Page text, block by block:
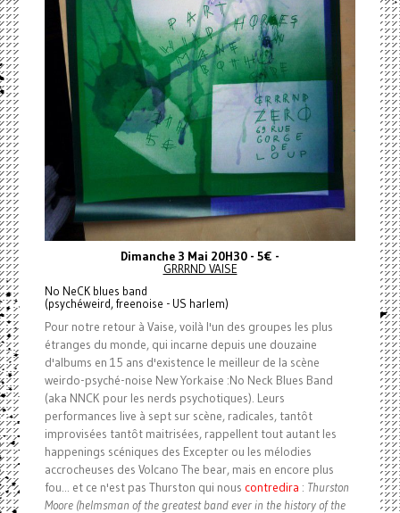
Dimanche 3 Mai 20H30 - 5€ -
GRRRND VAISE
No NeCK blues band
(psychéweird, freenoise - US harlem)
Pour notre retour à Vaise, voilà l'un des groupes les plus
étranges du monde, qui incarne depuis une douzaine
d'albums en 15 ans d'existence le meilleur de la scène
weirdo-psyché-noise New Yorkaise :No Neck Blues Band
(aka NNCK pour les nerds psychotiques). Leurs
performances live à sept sur scène, radicales, tantôt
improvisées tantôt maitrisées, rappellent tout autant les
happenings scéniques des Excepter ou les mélodies
accrocheuses des Volcano The bear, mais en encore plus
fou... et ce n'est pas Thurston qui nous contredira : Thurston
Moore (helmsman of the greatest band ever in the history of the